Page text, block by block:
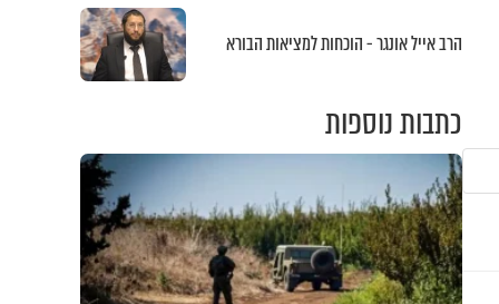
הרב אייל אונגר - הוכחות למציאות הבורא
כתבות נוספות